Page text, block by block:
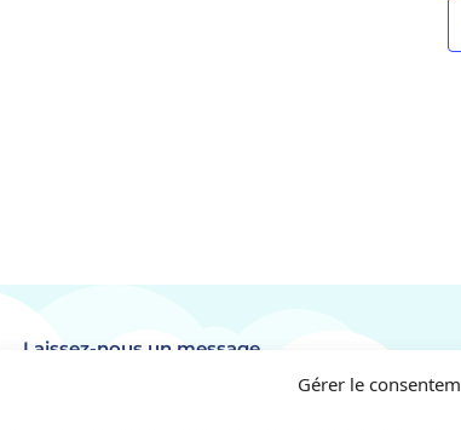
Gérer le
Laissez-nous un message